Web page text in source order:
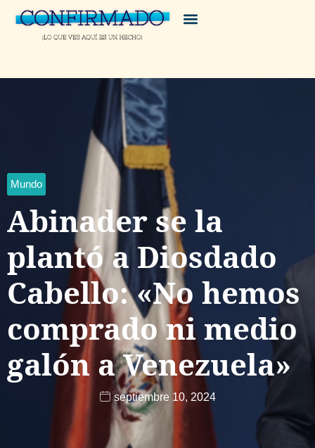
Mundo
Abinader se la
plantó a Diosdado
Cabello: «No hemos
comprado ni medio
galón a Venezuela»
septiembre 10, 2024